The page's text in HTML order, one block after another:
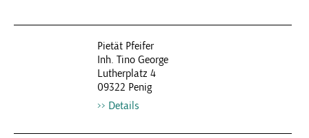
Pietät Pfeifer
Inh. Tino George
Lutherplatz 4
09322 Penig
Details